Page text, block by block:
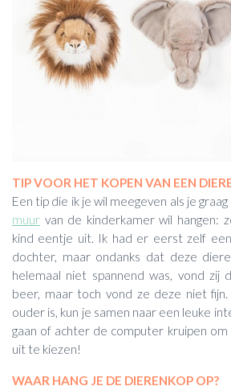
TIP VOOR HET KOPEN VAN EEN
Een tip die ik je wil meegeven als je graag
muur van de kinderkamer wil hangen:
kind eentje uit. Ik had er eerst zelf
dochter, maar ondanks dat deze
helemaal niet spannend was, vond zij
beer, maar toch vond ze deze niet
ouder is, kun je samen naar een leuke
gaan of achter de computer kruipen
uit te kiezen!
WAAR HANG JE DE DIERENKOP OP?